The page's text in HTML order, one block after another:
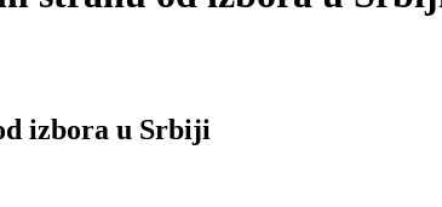
izbora u Srbiji